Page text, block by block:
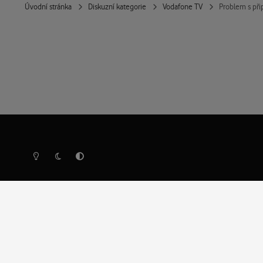
Úvodní stránka Diskuzní kategorie Vodafone TV Problem s
Světlý režimTmavý režimPředvolba systému